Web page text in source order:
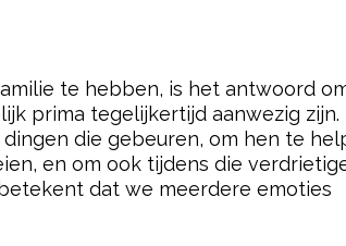
te hebben, is het antwoord
prima tegelijkertijd aanwezig zijn.
die gebeuren, om hen te
en om ook tijdens die
dat we meerdere emoties